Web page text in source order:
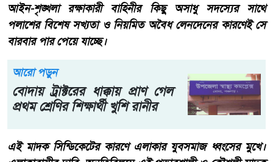
আইন-শৃঙ্খলা রক্ষাকারী বাহিনীর কিছু অসাধু সদস্যের সাথে
পলাশের বিশেষ সখ্যতা ও নিয়মিত অবৈধ লেনদেনের কারণেই সে
বারবার পার পেয়ে যাচ্ছে।
আরো পড়ুন
বোদায় ট্রাক্টরের ধাক্কায় প্রাণ গেল
প্রথম শ্রেণির শিক্ষার্থী খুশি রানীর
​এই মাদক সিন্ডিকেটের কারণে এলাকার যুবসমাজ ধ্বংসের মুখে।